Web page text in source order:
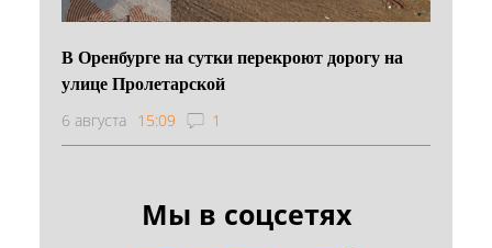
В Оренбурге на сутки перекроют дорогу на
улице Пролетарской
6 августа 15:09 1
Мы в соцсетях